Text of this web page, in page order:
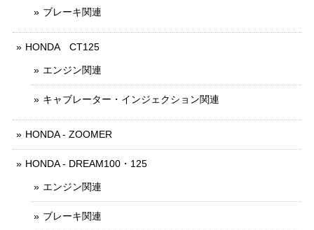
ブレーキ関連
HONDA CT125
エンジン関連
キャブレーター・インジェクション関連
HONDA - ZOOMER
HONDA - DREAM100・125
エンジン関連
ブレーキ関連